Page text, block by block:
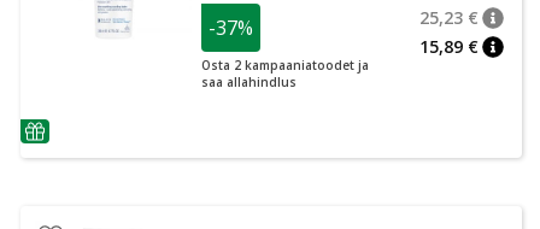
nõuanne
-37%
Osta 2 kampaaniatoodet ja
saa allahindlus
25,23 €
15,89 €